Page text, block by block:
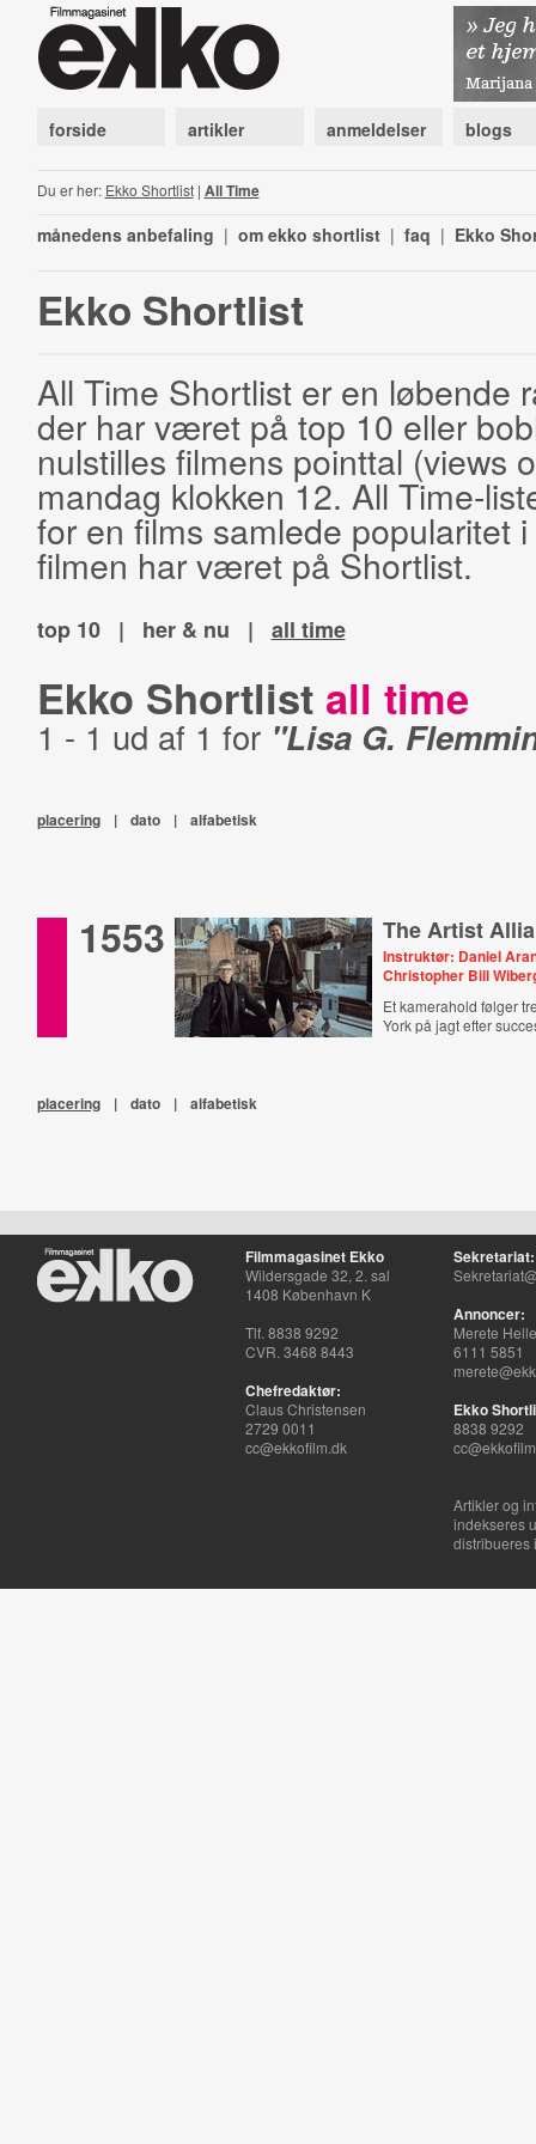
forside artikler anmeldelser blogs
Du er her: Ekko Shortlist| All Time
månedens anbefaling | om ekko shortlist | faq | Ekko
Ekko Shortlist
All Time Shortlist er en løbende
der har været på top 10 eller
nulstilles filmens pointtal (views
mandag klokken 12. All Time-
for en films samlede popularitet
filmen har været på Shortlist.
top 10 | her & nu | all time
Ekko Shortlist all time
1 - 1 ud af 1 for "Lisa G.
placering | dato | alfabetisk
1553 The Artist
Instruktør: Daniel
Christopher Bill
Et kamerahold følger
York på jagt efter
placering | dato | alfabetisk
Filmmagasinet Ekko
Wildersgade 32, 2. sal
1408 København K
Tlf. 8838 9292
CVR. 3468 8443
Chefredaktør:
Claus Christensen
2729 0011
cc@ekkofilm.dk
Sekretariat:
Annoncer:
Merete
6111 5851
Ekko
8838 9292
Artikler og
indekseres
distribueres